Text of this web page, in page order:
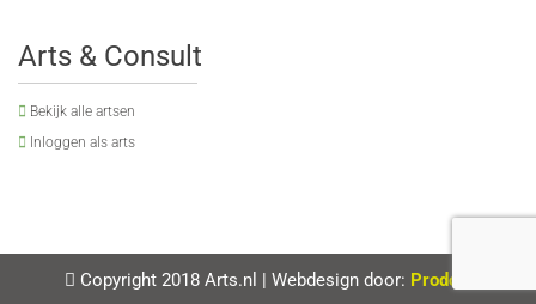
Arts & Consult
Bekijk alle artsen
Inloggen als arts
Copyright 2018 Arts.nl Webdesign door: Prodos